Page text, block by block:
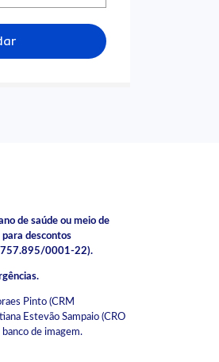
de saúde ou meio de
descontos
0001-22).
Pinto (CRM
Estevão Sampaio (CRO
de imagem.